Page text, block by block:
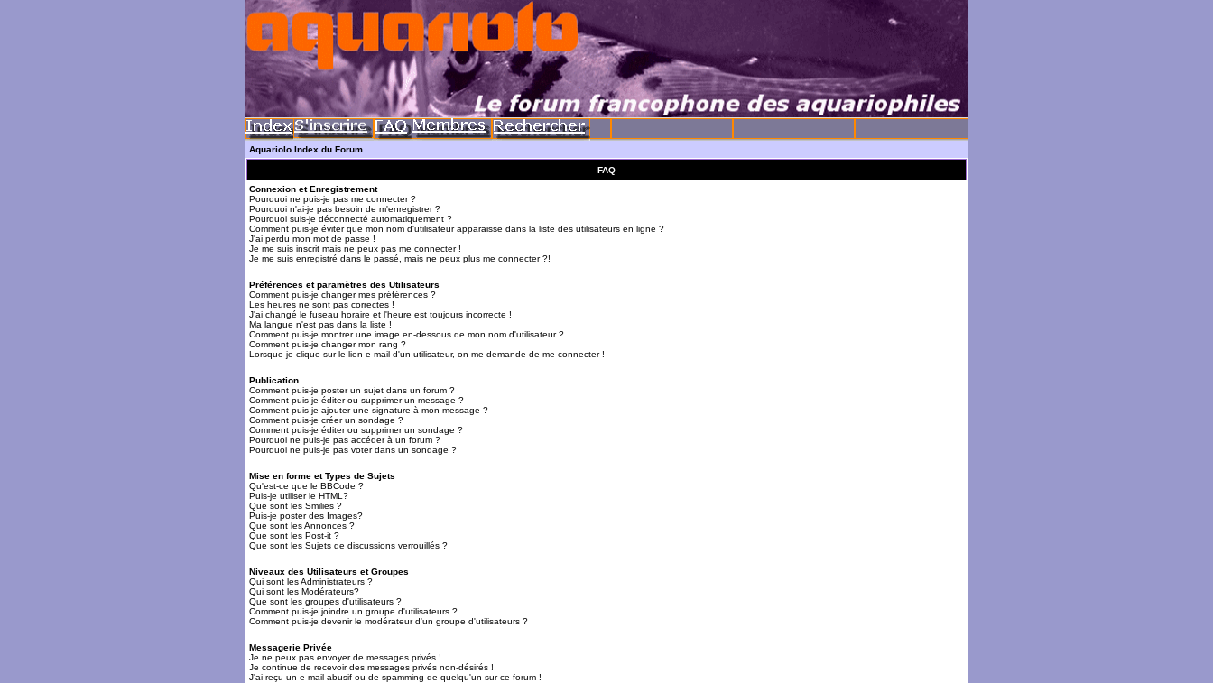
Aquariolo Index du Forum
FAQ
Connexion et Enregistrement
Pourquoi ne puis-je pas me connecter ?
Pourquoi n'ai-je pas besoin de m'enregistrer ?
Pourquoi suis-je déconnecté automatiquement ?
Comment puis-je éviter que mon nom d'utilisateur apparaisse dans la liste des utilisateurs en ligne ?
J'ai perdu mon mot de passe !
Je me suis inscrit mais ne peux pas me connecter !
Je me suis enregistré dans le passé, mais ne peux plus me connecter ?!
Préférences et paramètres des Utilisateurs
Comment puis-je changer mes préférences ?
Les heures ne sont pas correctes !
J'ai changé le fuseau horaire et l'heure est toujours incorrecte !
Ma langue n'est pas dans la liste !
Comment puis-je montrer une image en-dessous de mon nom d'utilisateur ?
Comment puis-je changer mon rang ?
Lorsque je clique sur le lien e-mail d'un utilisateur, on me demande de me connecter !
Publication
Comment puis-je poster un sujet dans un forum ?
Comment puis-je éditer ou supprimer un message ?
Comment puis-je ajouter une signature à mon message ?
Comment puis-je créer un sondage ?
Comment puis-je éditer ou supprimer un sondage ?
Pourquoi ne puis-je pas accéder à un forum ?
Pourquoi ne puis-je pas voter dans un sondage ?
Mise en forme et Types de Sujets
Qu'est-ce que le BBCode ?
Puis-je utiliser le HTML?
Que sont les Smilies ?
Puis-je poster des Images?
Que sont les Annonces ?
Que sont les Post-it ?
Que sont les Sujets de discussions verrouillés ?
Niveaux des Utilisateurs et Groupes
Qui sont les Administrateurs ?
Qui sont les Modérateurs?
Que sont les groupes d'utilisateurs ?
Comment puis-je joindre un groupe d'utilisateurs ?
Comment puis-je devenir le modérateur d'un groupe d'utilisateurs ?
Messagerie Privée
Je ne peux pas envoyer de messages privés !
Je continue de recevoir des messages privés non-désirés !
J'ai reçu un e-mail abusif ou de spamming de quelqu'un sur ce forum !